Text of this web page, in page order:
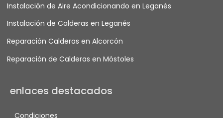
Instalación de Aire Acondicionando en Leganés
Instalación de Calderas en Leganés
Reparación Calderas en Alcorcón
Reparación de Calderas en Móstoles
enlaces destacados
Condiciones